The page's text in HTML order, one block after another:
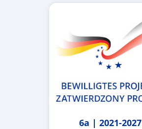
6a | 2021-2027